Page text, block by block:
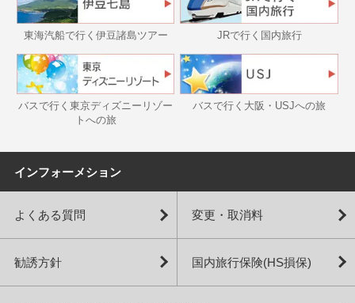
東海汽船で行く伊豆諸島ツアー JRで行く国内旅行
バスで行く東京ディズニーリゾー
トへの旅
バスで行く大阪・USJへの旅
インフォーメション
よくある質問 変更・取消料
勧誘方針 国内旅行保険(HS損保)